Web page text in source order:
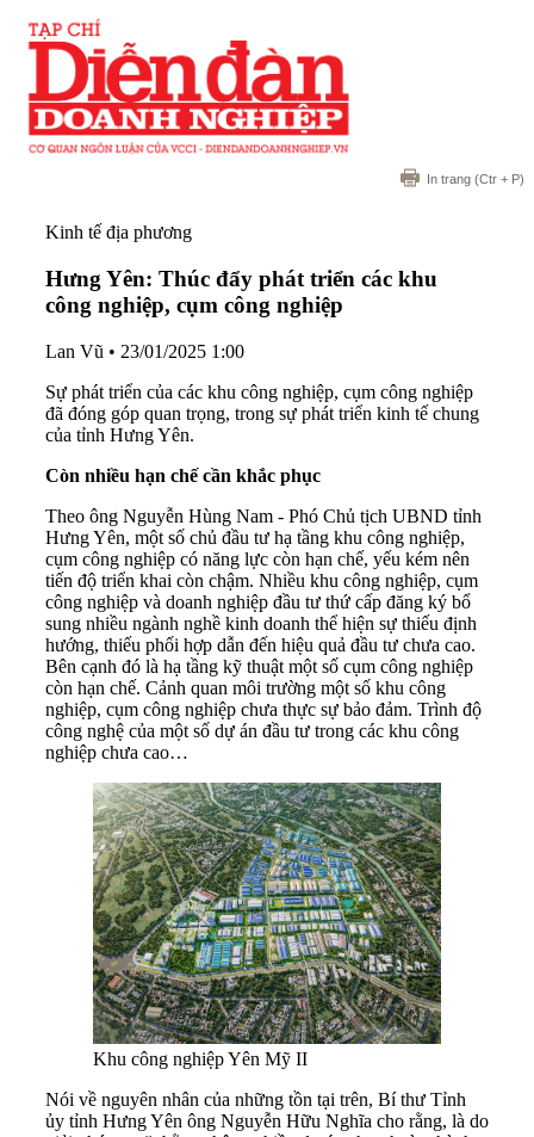
In trang (Ctr + P)
Kinh tế địa phương
Hưng Yên: Thúc đẩy phát triển các khu
công nghiệp, cụm công nghiệp
Lan Vũ • 23/01/2025 1:00
Sự phát triển của các khu công nghiệp, cụm công nghiệp
đã đóng góp quan trọng, trong sự phát triển kinh tế chung
của tỉnh Hưng Yên.
Còn nhiều hạn chế cần khắc phục
Theo ông Nguyễn Hùng Nam - Phó Chủ tịch UBND tỉnh
Hưng Yên, một số chủ đầu tư hạ tầng khu công nghiệp,
cụm công nghiệp có năng lực còn hạn chế, yếu kém nên
tiến độ triển khai còn chậm. Nhiều khu công nghiệp, cụm
công nghiệp và doanh nghiệp đầu tư thứ cấp đăng ký bổ
sung nhiều ngành nghề kinh doanh thể hiện sự thiếu định
hướng, thiếu phối hợp dẫn đến hiệu quả đầu tư chưa cao.
Bên cạnh đó là hạ tầng kỹ thuật một số cụm công nghiệp
còn hạn chế. Cảnh quan môi trường một số khu công
nghiệp, cụm công nghiệp chưa thực sự bảo đảm. Trình độ
công nghệ của một số dự án đầu tư trong các khu công
nghiệp chưa cao…
Khu công nghiệp Yên Mỹ II
Nói về nguyên nhân của những tồn tại trên, Bí thư Tỉnh
ủy tỉnh Hưng Yên ông Nguyễn Hữu Nghĩa cho rằng, là do